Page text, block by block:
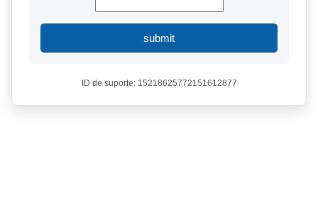
submit
ID de suporte: 15218625772151612877